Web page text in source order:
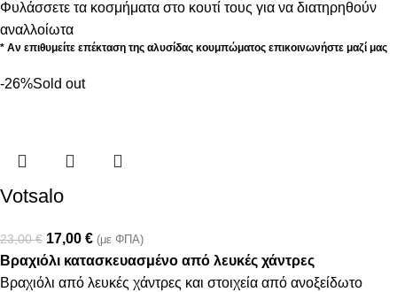
Φυλάσσετε τα κοσμήματα στο κουτί τους για να διατηρηθούν
αναλλοίωτα
* Αν επιθυμείτε επέκταση της αλυσίδας κουμπώματος επικοινωνήστε μαζί μας
-26%Sold out
Votsalo
23,00€ 17,00 € (με ΦΠΑ)
Βραχιόλι κατασκευασμένο από λευκές χάντρες
Βραχιόλι από λευκές χάντρες και στοιχεία από ανοξείδωτο